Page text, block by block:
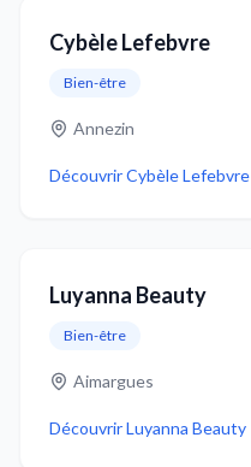
Cybèle Lefebvre
Bien-être
Annezin
DécouvrirCybèle Lefebvre
Luyanna Beauty
Bien-être
Aimargues
DécouvrirLuyanna Beauty